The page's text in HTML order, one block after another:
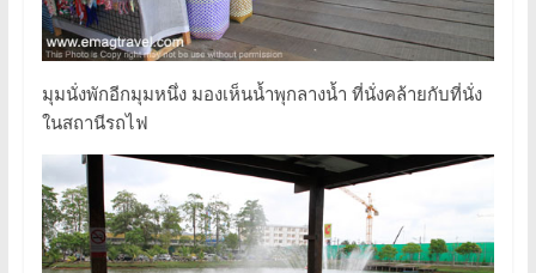
มุมนั่งพักอีกมุมหนึ่ง มองเห็นน้ำพุกลางน้ำ ที่นั่งคล้ายกับที่นั่ง
ในสถานีรถไฟ